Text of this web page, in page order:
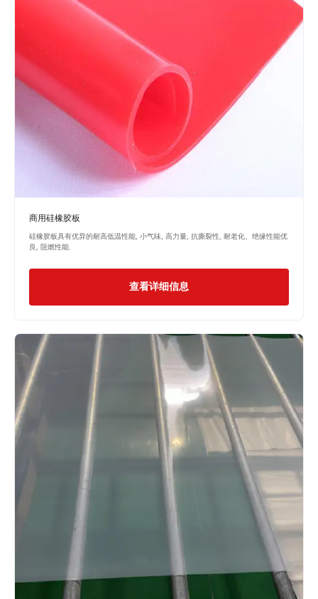
商用硅橡胶板
硅橡胶板具有优异的耐高低温性能, 小气味, 高力量, 抗撕裂性, 耐老化、绝缘性能优
良, 阻燃性能.
查看详细信息